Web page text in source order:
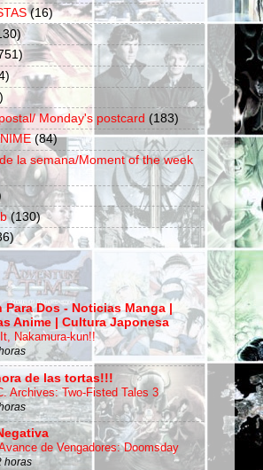
(16)
Monday's postcard (183)
(84)
la semana/Moment of the week
(130)
Para Dos - Noticias Manga |
Anime | Cultura Japonesa
Nakamura-kun!!
de las tortas!!!
Archives: Two-Fisted Tales 3
de Vengadores: Doomsday
horas